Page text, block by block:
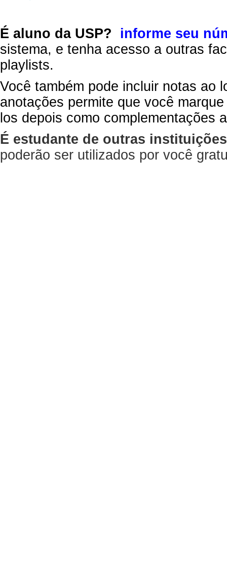
É aluno da USP?
informe seu
sistema, e tenha acesso a outras
playlists.
Você também pode incluir notas ao
anotações permite que você
los depois como complementações
É estudante de outras
poderão ser utilizados por você